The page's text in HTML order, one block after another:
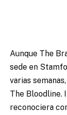
Aunque The
sede en
varias
The Bloodline.
reconociera